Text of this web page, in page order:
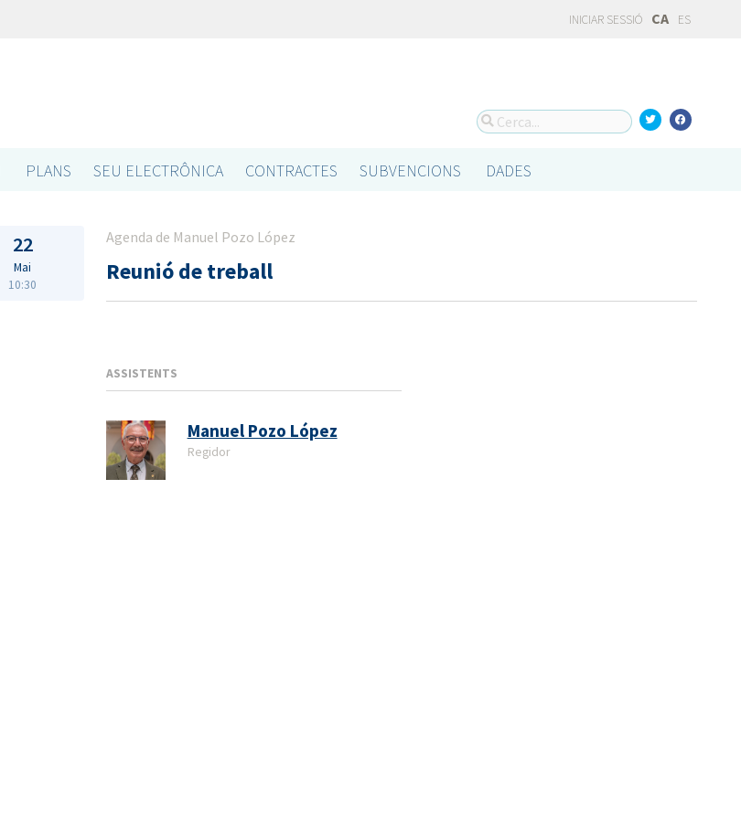
INICIAR SESSIÓ CA ES
PLANS SEU ELECTRÔNICA CONTRACTES SUBVENCIONS DADES
22
Mai
10:30
Agenda de Manuel Pozo López
Reunió de treball
ASSISTENTS
Manuel Pozo López
Regidor